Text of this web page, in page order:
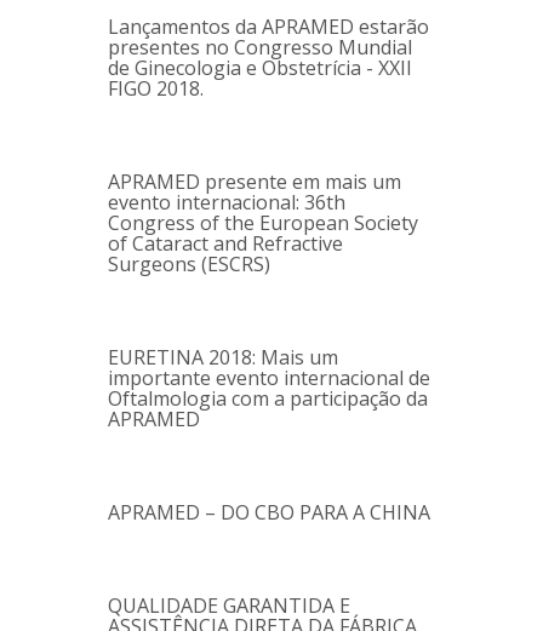
Lançamentos da APRAMED estarão
presentes no Congresso Mundial
de Ginecologia e Obstetrícia - XXII
FIGO 2018.
APRAMED presente em mais um
evento internacional: 36th
Congress of the European Society
of Cataract and Refractive
Surgeons (ESCRS)
EURETINA 2018: Mais um
importante evento internacional de
Oftalmologia com a participação da
APRAMED
APRAMED – DO CBO PARA A CHINA
QUALIDADE GARANTIDA E
ASSISTÊNCIA DIRETA DA FÁBRICA